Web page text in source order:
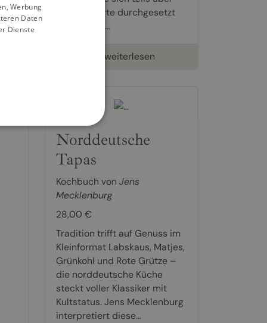
Jahrhunderte durchgesetzt
haben: weil...
weiterlesen
Norddeutsche
Tapas
Kochbuch von Jens
Mecklenburg
28,00 €
Tradition trifft auf Genuss im
Kleinformat Labskaus, Matjes,
Grünkohl und Rote Grütze –
die norddeutsche Küche
steckt voller Klassiker mit
Kultstatus. Jens Mecklenburg
interpretiert diese...
Werbung
Daten
Dienste